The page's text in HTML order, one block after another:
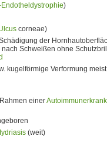
Endotheldystrophie)
corneae)
der
Schweißen ohne
kugelförmige Verformung
einer
(weit)